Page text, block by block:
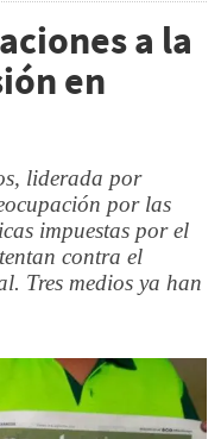
a la
en
liderada por
por las
impuestas por el
contra el
Tres medios ya han